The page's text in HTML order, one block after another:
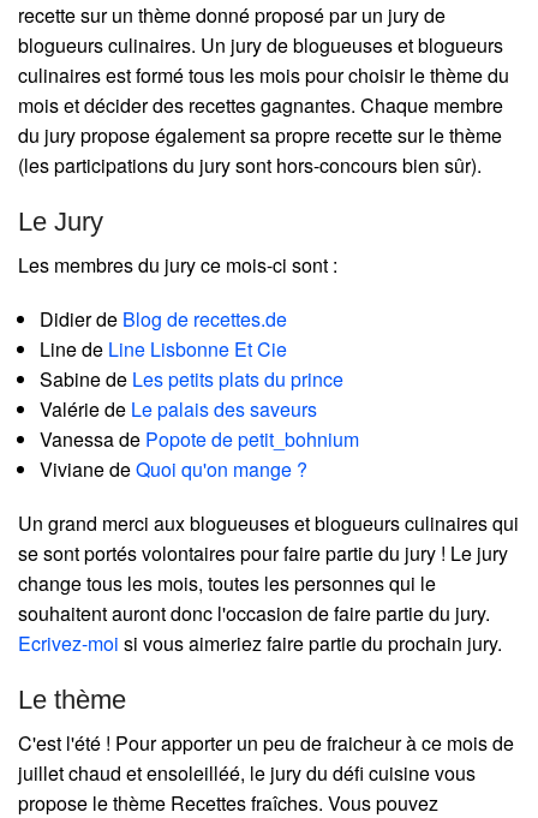
recette sur un thème donné proposé par un jury de
blogueurs culinaires. Un jury de blogueuses et blogueurs
culinaires est formé tous les mois pour choisir le thème du
mois et décider des recettes gagnantes. Chaque membre
du jury propose également sa propre recette sur le thème
(les participations du jury sont hors-concours bien sûr).
Le Jury
Les membres du jury ce mois-ci sont :
Didier de Blog de recettes.de
Line de Line Lisbonne Et Cie
Sabine de Les petits plats du prince
Valérie de Le palais des saveurs
Vanessa de Popote de petit_bohnium
Viviane deQuoi qu'on mange ?
Un grand merci aux blogueuses et blogueurs culinaires qui
se sont portés volontaires pour faire partie du jury ! Le jury
change tous les mois, toutes les personnes qui le
souhaitent auront donc l'occasion de faire partie du jury.
Ecrivez-moi si vous aimeriez faire partie du prochain jury.
Le thème
C'est l'été ! Pour apporter un peu de fraicheur à ce mois de
juillet chaud et ensoleilléé, le jury du défi cuisine vous
propose le thème Recettes fraîches. Vous pouvez